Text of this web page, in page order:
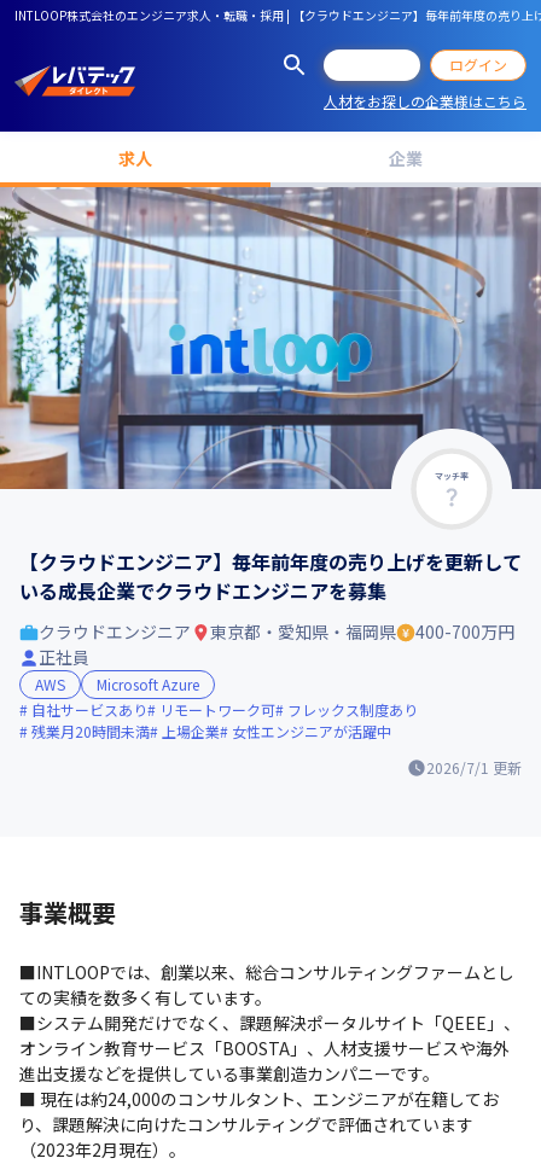
INTLOOP株式会社のエンジニア求人・転職・採用 | 【クラウドエンジニア】毎年前年度の売り
ログイン
人材をお探しの企業様はこちら
求人 企業
マッチ率
【クラウドエンジニア】毎年前年度の売り上げを更新して
いる成長企業でクラウドエンジニアを募集
2026/7/1 更新
クラウドエンジニア 東京都・愛知県・福岡県
400-700万円
正社員
AWS
Microsoft Azure
自社サービスあり
リモートワーク可
フレックス制度あり
残業月20時間未満
上場企業 女性エンジニアが活躍中
事業概要
■INTLOOPでは、創業以来、総合コンサルティングファームとし
ての実績を数多く有しています。
■システム開発だけでなく、課題解決ポータルサイト「QEEE」、
オンライン教育サービス「BOOSTA」、人材支援サービスや海外
進出支援などを提供している事業創造カンパニーです。
■ 現在は約24,000のコンサルタント、エンジニアが在籍してお
り、課題解決に向けたコンサルティングで評価されています
（2023年2月現在）。